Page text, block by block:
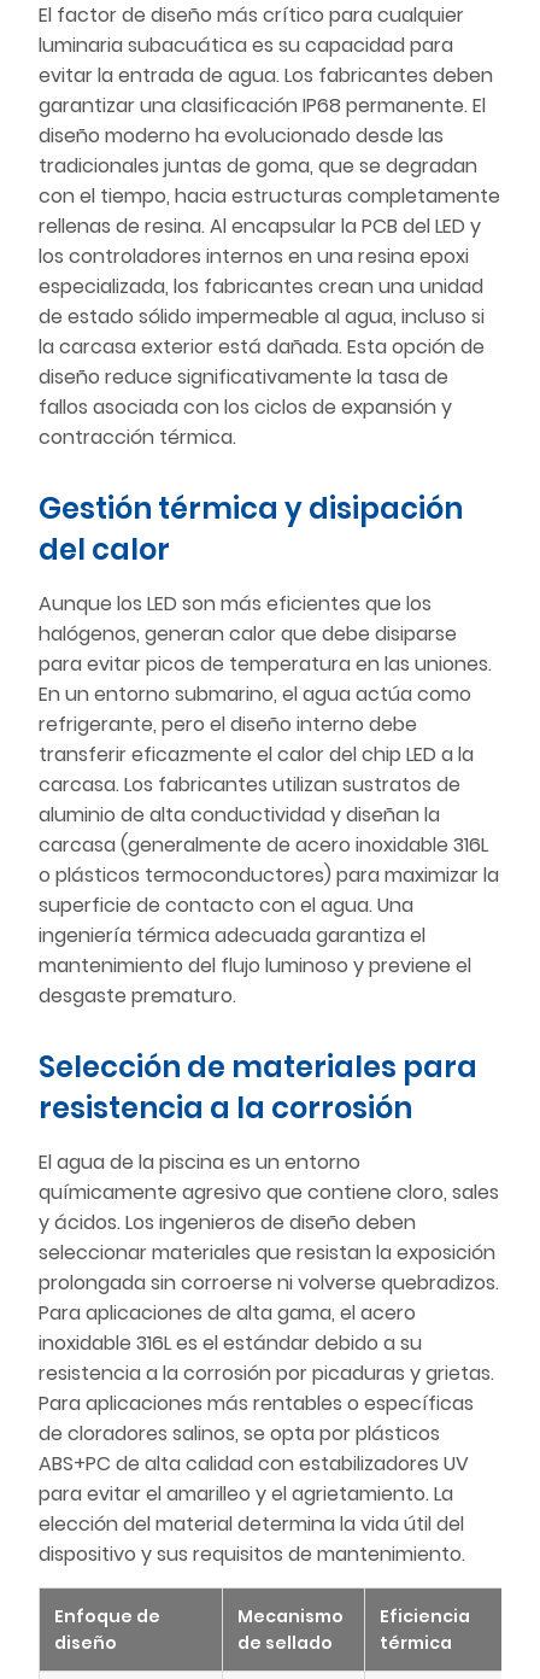
El factor de diseño más crítico para cualquier
luminaria subacuática es su capacidad para
evitar la entrada de agua. Los fabricantes deben
garantizar una clasificación IP68 permanente. El
diseño moderno ha evolucionado desde las
tradicionales juntas de goma, que se degradan
con el tiempo, hacia estructuras completamente
rellenas de resina. Al encapsular la PCB del LED y
los controladores internos en una resina epoxi
especializada, los fabricantes crean una unidad
de estado sólido impermeable al agua, incluso si
la carcasa exterior está dañada. Esta opción de
diseño reduce significativamente la tasa de
fallos asociada con los ciclos de expansión y
contracción térmica.
Gestión térmica y disipación
del calor
Aunque los LED son más eficientes que los
halógenos, generan calor que debe disiparse
para evitar picos de temperatura en las uniones.
En un entorno submarino, el agua actúa como
refrigerante, pero el diseño interno debe
transferir eficazmente el calor del chip LED a la
carcasa. Los fabricantes utilizan sustratos de
aluminio de alta conductividad y diseñan la
carcasa (generalmente de acero inoxidable 316L
o plásticos termoconductores) para maximizar la
superficie de contacto con el agua. Una
ingeniería térmica adecuada garantiza el
mantenimiento del flujo luminoso y previene el
desgaste prematuro.
Selección de materiales para
resistencia a la corrosión
El agua de la piscina es un entorno
químicamente agresivo que contiene cloro, sales
y ácidos. Los ingenieros de diseño deben
seleccionar materiales que resistan la exposición
prolongada sin corroerse ni volverse quebradizos.
Para aplicaciones de alta gama, el acero
inoxidable 316L es el estándar debido a su
resistencia a la corrosión por picaduras y grietas.
Para aplicaciones más rentables o específicas
de cloradores salinos, se opta por plásticos
ABS+PC de alta calidad con estabilizadores UV
para evitar el amarilleo y el agrietamiento. La
elección del material determina la vida útil del
dispositivo y sus requisitos de mantenimiento.
Enfoque de
diseño
Mecanismo
de sellado
Eficiencia
térmica